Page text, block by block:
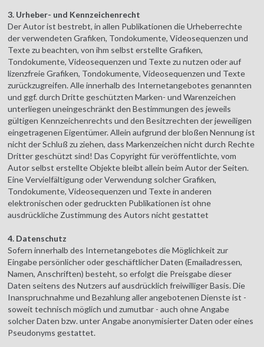
3. Urheber- und Kennzeichenrecht
Der Autor ist bestrebt, in allen Publikationen die Urheberrechte
der verwendeten Grafiken, Tondokumente, Videosequenzen und
Texte zu beachten, von ihm selbst erstellte Grafiken,
Tondokumente, Videosequenzen und Texte zu nutzen oder auf
lizenzfreie Grafiken, Tondokumente, Videosequenzen und Texte
zurückzugreifen. Alle innerhalb des Internetangebotes genannten
und ggf. durch Dritte geschützten Marken- und Warenzeichen
unterliegen uneingeschränkt den Bestimmungen des jeweils
gültigen Kennzeichenrechts und den Besitzrechten der jeweiligen
eingetragenen Eigentümer. Allein aufgrund der bloßen Nennung ist
nicht der Schluß zu ziehen, dass Markenzeichen nicht durch Rechte
Dritter geschützt sind! Das Copyright für veröffentlichte, vom
Autor selbst erstellte Objekte bleibt allein beim Autor der Seiten.
Eine Vervielfältigung oder Verwendung solcher Grafiken,
Tondokumente, Videosequenzen und Texte in anderen
elektronischen oder gedruckten Publikationen ist ohne
ausdrückliche Zustimmung des Autors nicht gestattet
4. Datenschutz
Sofern innerhalb des Internetangebotes die Möglichkeit zur
Eingabe persönlicher oder geschäftlicher Daten (Emailadressen,
Namen, Anschriften) besteht, so erfolgt die Preisgabe dieser
Daten seitens des Nutzers auf ausdrücklich freiwilliger Basis. Die
Inanspruchnahme und Bezahlung aller angebotenen Dienste ist -
soweit technisch möglich und zumutbar - auch ohne Angabe
solcher Daten bzw. unter Angabe anonymisierter Daten oder eines
Pseudonyms gestattet.